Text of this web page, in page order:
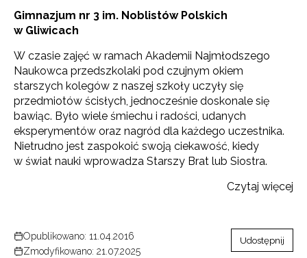
Gimnazjum nr 3 im. Noblistów Polskich
w Gliwicach
W czasie zajęć w ramach Akademii Najmłodszego
Naukowca przedszkolaki pod czujnym okiem
starszych kolegów z naszej szkoły uczyły się
przedmiotów ścisłych, jednocześnie doskonale się
bawiąc. Było wiele śmiechu i radości, udanych
eksperymentów oraz nagród dla każdego uczestnika.
Nietrudno jest zaspokoić swoją ciekawość, kiedy
w świat nauki wprowadza Starszy Brat lub Siostra.
Czytaj więcej
Opublikowano: 11.04.2016
Zmodyfikowano: 21.07.2025
Udostępnij